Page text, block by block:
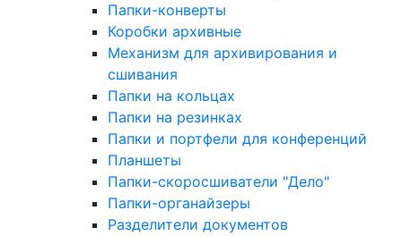
Папки-конверты
Коробки архивные
Механизм для архивирования и
сшивания
Папки на кольцах
Папки на резинках
Папки и портфели для конференций
Планшеты
Папки-скоросшиватели "Дело"
Папки-органайзеры
Разделители документов